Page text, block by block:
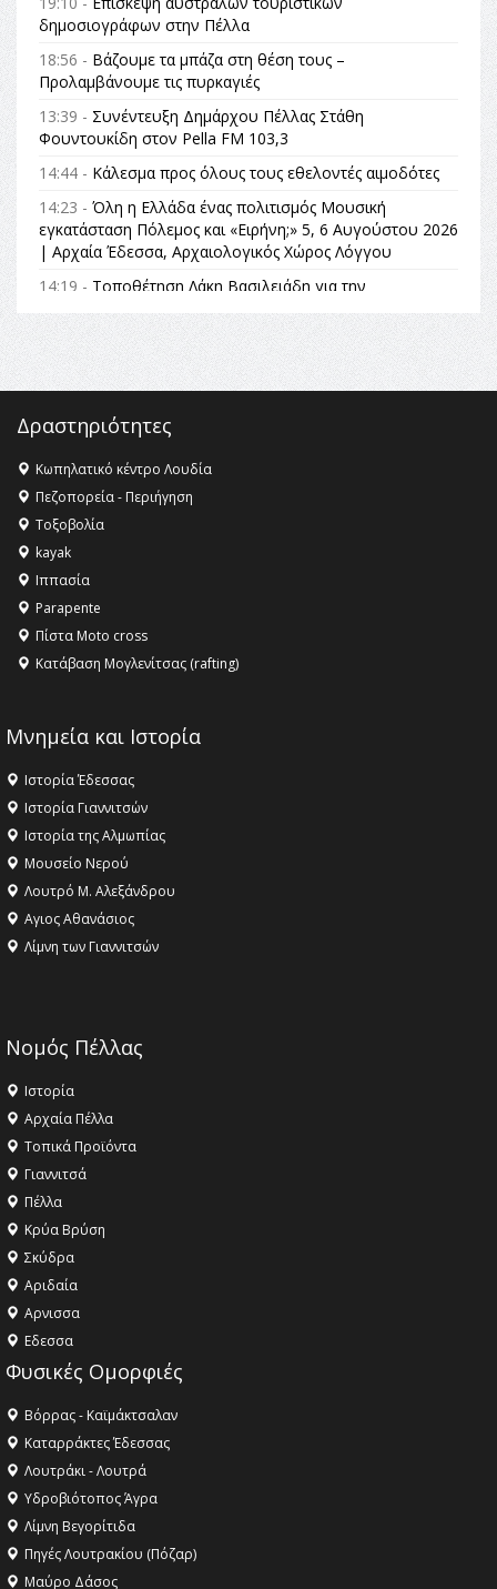
δημοσιογράφων στην Πέλλα
18:56 - Βάζουμε τα μπάζα στη θέση τους –
Προλαμβάνουμε τις πυρκαγιές
13:39 - Συνέντευξη Δημάρχου Πέλλας Στάθη
Φουντουκίδη στον Pella FM 103,3
14:44 - Κάλεσμα προς όλους τους εθελοντές αιμοδότες
14:23 - Όλη η Ελλάδα ένας πολιτισμός Μουσική
εγκατάσταση Πόλεμος και «Ειρήνη;» 5, 6 Αυγούστου 2026
| Αρχαία Έδεσσα, Αρχαιολογικός Χώρος Λόγγου
14:19 - Τοποθέτηση Λάκη Βασιλειάδη για την
θεσμικές διαδικασίες υπάρχει μόνο η ευθύνη απέναντι
στις επόμενες γενιές»
16:35 -Το πρόγραμμα του ΠΑΟΚ στον δεύτερο γύρο του
16:27 - Όλυμπος: Εντάχθηκε στον Κατάλογο Παγκόσμιας
Κληρονομιάς της UNESCO – Ομόφωνη η απόφαση Ο
Όλυμπος αναγνωρίστηκε ως φυσικό και πολιτιστικό
αγαθό εξέχουσας οικουμενικής αξίας για την
ανθρωπότητα
16:18 -
ΣΤΗΝ ΕΔΕΣΣΑ
Δραστηριότητες
Κωπηλατικό κέντρο Λουδία
Πεζοπορεία - Περιήγηση
Τοξοβολία
kayak
Ιππασία
Parapente
Πίστα Moto cross
Κατάβαση Μογλενίτσας (rafting)
Μνημεία και Ιστορία
Ιστορία Έδεσσας
Ιστορία Γιαννιτσών
Ιστορία της Αλμωπίας
Μουσείο Νερού
Λουτρό Μ. Αλεξάνδρου
Αγιος Αθανάσιος
Λίμνη των Γιαννιτσών
Νομός Πέλλας
Ιστορία
Αρχαία Πέλλα
Τοπικά Προϊόντα
Γιαννιτσά
Πέλλα
Κρύα Βρύση
Σκύδρα
Αριδαία
Aρνισσα
Eδεσσα
Φυσικές Ομορφιές
Βόρρας - Καϊμάκτσαλαν
Καταρράκτες Έδεσσας
Λουτράκι - Λουτρά
Υδροβιότοπος Άγρα
Λίμνη Βεγορίτιδα
Πηγές Λουτρακίου (Πόζαρ)
Μαύρο Δάσος